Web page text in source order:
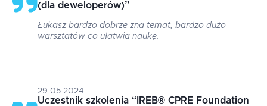
(dla deweloperów)”
Łukasz bardzo dobrze zna temat, bardzo dużo
warsztatów co ułatwia naukę.
29.05.2024
Uczestnik szkolenia “ IREB® CPRE Foundation